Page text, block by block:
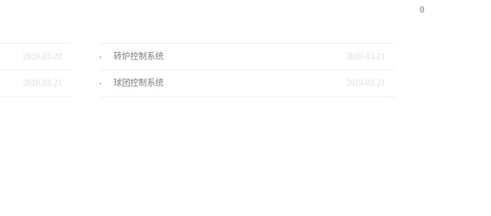
2019- 03 -20 转炉控制系统 2019- 03 -21
2019- 03 -21 球团控制系统 2019- 03 -21
0